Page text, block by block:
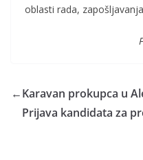
oblasti rada,
←Karavan prokupca u
Prijava kandidata za